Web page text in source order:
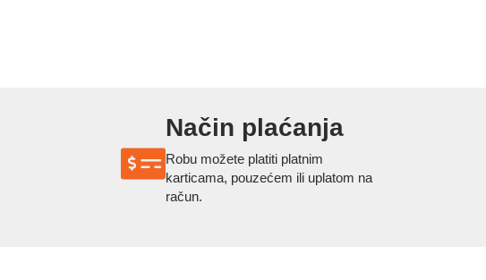
Način plaćanja
Robu možete platiti platnim
karticama, pouzećem ili uplatom na
račun.